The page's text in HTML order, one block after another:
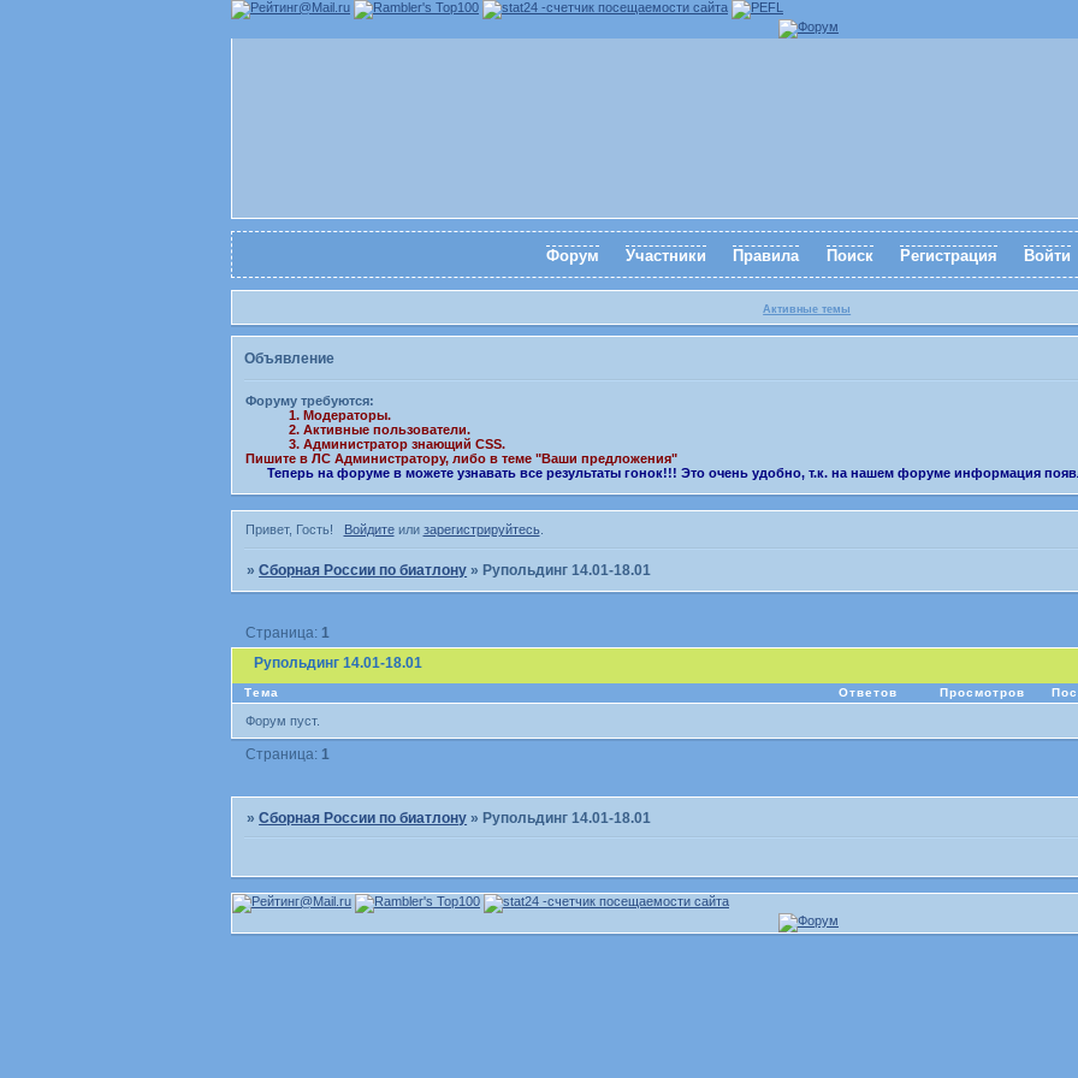
Форум Участники Правила Поиск Регистрация Войти
Активные темы
Объявление
Форуму требуются:
1. Модераторы.
2. Активные пользователи.
3. Администратор знающий CSS.
Пишите в ЛС Администратору, либо в теме "Ваши предложения"
Теперь на форуме в можете узнавать все результаты гонок!!! Это очень удобно, т.к. на нашем форуме информация
Привет, Гость! Войдитеили зарегистрируйтесь.
»Сборная России по биатлону »Рупольдинг 14.01-18.01
Рупольдинг 14.01-18.01
Страница: 1
Тема Ответов Просмотров
Форум пуст.
Страница: 1
»Сборная России по биатлону » Рупольдинг 14.01-18.01